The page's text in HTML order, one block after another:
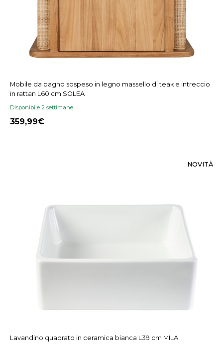
Mobile da bagno sospeso in legno massello di teak e intreccio
in rattan L60 cm SOLEA
Disponibile 2 settimane
359,99
NOVITÀ
Lavandino quadrato in ceramica bianca L39 cm MILA